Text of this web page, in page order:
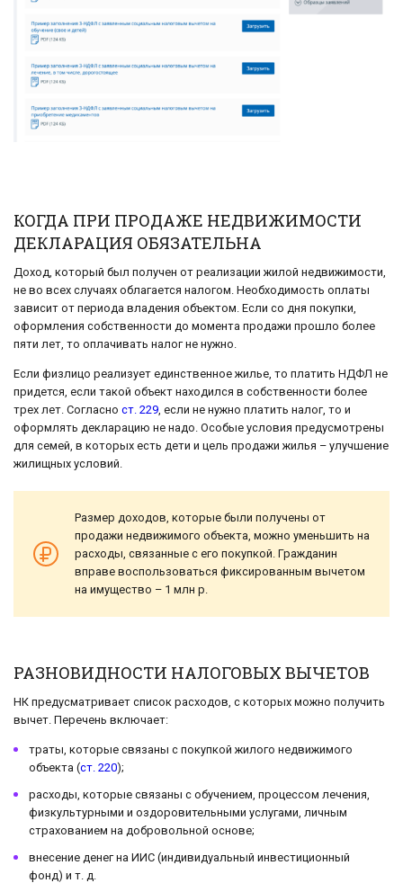
КОГДА ПРИ ПРОДАЖЕ НЕДВИЖИМОСТИ
ДЕКЛАРАЦИЯ ОБЯЗАТЕЛЬНА
Доход, который был получен от реализации жилой недвижимости,
не во всех случаях облагается налогом. Необходимость оплаты
зависит от периода владения объектом. Если со дня покупки,
оформления собственности до момента продажи прошло более
пяти лет, то оплачивать налог не нужно.
Если физлицо реализует единственное жилье, то платить НДФЛ не
придется, если такой объект находился в собственности более
трех лет. Согласно ст. 229 , если не нужно платить налог, то и
оформлять декларацию не надо. Особые условия предусмотрены
для семей, в которых есть дети и цель продажи жилья – улучшение
жилищных условий.
Размер доходов, которые были получены от
продажи недвижимого объекта, можно уменьшить на
расходы, связанные с его покупкой. Гражданин
вправе воспользоваться фиксированным вычетом
на имущество – 1 млн р.
РАЗНОВИДНОСТИ НАЛОГОВЫХ ВЫЧЕТОВ
НК предусматривает список расходов, с которых можно получить
вычет. Перечень включает:
траты, которые связаны с покупкой жилого недвижимого
объекта (ст. 220);
расходы, которые связаны с обучением, процессом лечения,
физкультурными и оздоровительными услугами, личным
страхованием на добровольной основе;
внесение денег на ИИС (индивидуальный инвестиционный
фонд) и т. д.